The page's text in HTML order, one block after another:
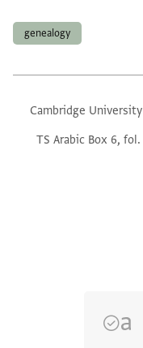
genealogy
Cambridge
TS Arabic Box 6,